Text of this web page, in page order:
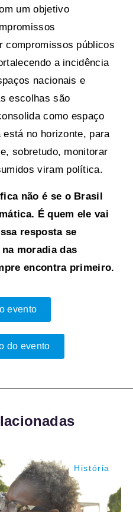
um objetivo
compromissos públicos
a incidência
nacionais e
escolhas são
como espaço
no horizonte, para
sobretudo, monitorar
viram política.
não é se o Brasil
É quem ele vai
resposta se
moradia das
encontra primeiro.
evento
do evento
História